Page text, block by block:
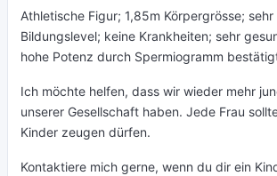
Athletische Figur; 1,85m Körpergrösse; sehr
Bildungslevel; keine Krankheiten; sehr
hohe Potenz durch Spermiogramm
Ich möchte helfen, dass wir wieder mehr
unserer Gesellschaft haben. Jede Frau
Kinder zeugen dürfen.
Kontaktiere mich gerne, wenn du dir ein